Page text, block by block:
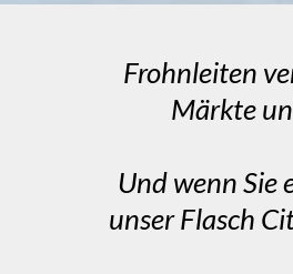
Frohnleiten
Märkte
Und wenn Sie
unser Flasch